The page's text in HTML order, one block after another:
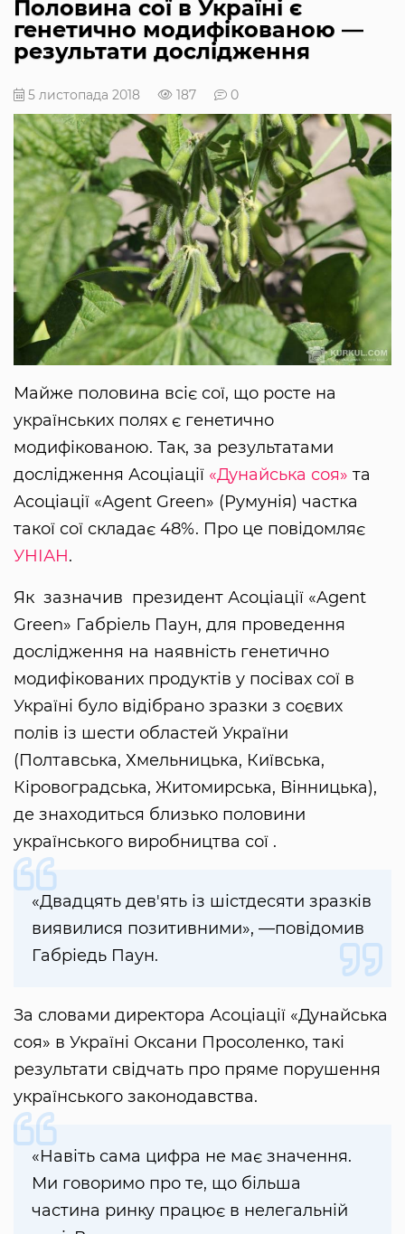
Половина сої в Україні є
генетично модифікованою —
результати дослідження
5 листопада 2018 187 0
Майже половина всіє сої, що росте на
українських полях є генетично
модифікованою. Так, за результатами
дослідження Асоціації «Дунайська соя» та
Асоціації «Agent Green» (Румунія) частка
такої сої складає 48%. Про це повідомляє
УНІАН.
Як зазначив президент Асоціації «Agent
Green» Габріель Паун, для проведення
дослідження на наявність генетично
модифікованих продуктів у посівах сої в
Україні було відібрано зразки з соєвих
полів із шести областей України
(Полтавська, Хмельницька, Київська,
Кіровоградська, Житомирська, Вінницька),
де знаходиться близько половини
українського виробництва сої .
«Двадцять дев'ять із шістдесяти зразків
виявилися позитивними», —повідомив
Габріедь Паун.
За словами директора Асоціації «Дунайська
соя» в Україні Оксани Просоленко, такі
результати свідчать про пряме порушення
українського законодавства.
«Навіть сама цифра не має значення.
Ми говоримо про те, що більша
частина ринку працює в нелегальній